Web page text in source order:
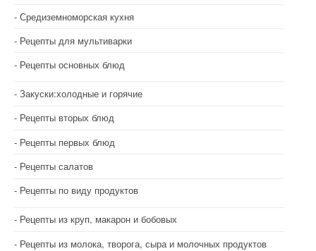
Средиземноморская кухня
Рецепты для мультиварки
Рецепты основных блюд
Закуски:холодные и горячие
Рецепты вторых блюд
Рецепты первых блюд
Рецепты салатов
Рецепты по виду продуктов
Рецепты из круп, макарон и бобовых
Рецепты из молока, творога, сыра и молочных продуктов